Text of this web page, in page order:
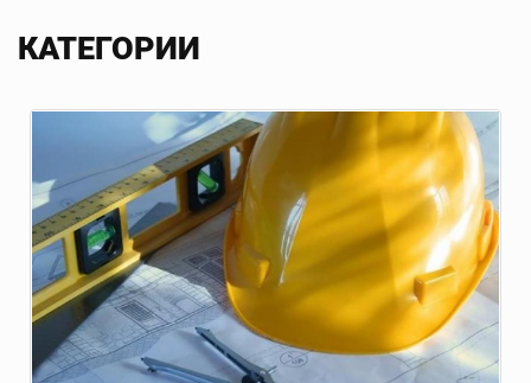
КАТЕГОРИИ